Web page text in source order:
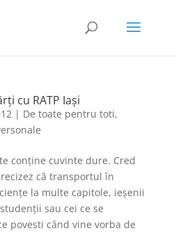
cu RATP Iași
| De toate pentru toti,
conține cuvinte dure. Cred
că transportul în
la multe capitole, ieșenii
sau cei ce se
povesti când vine vorba de